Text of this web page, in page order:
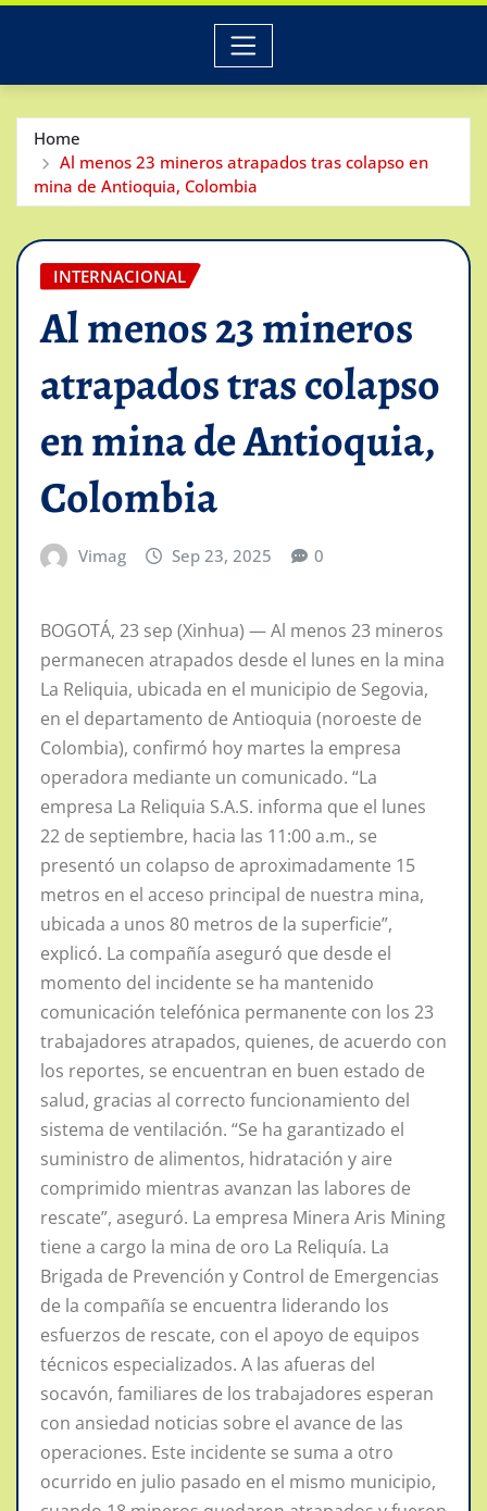
Home
Al menos 23 mineros atrapados tras colapso en
mina de Antioquia, Colombia
INTERNACIONAL
Al menos 23 mineros
atrapados tras colapso
en mina de Antioquia,
Colombia
Vimag Sep 23, 2025 0
BOGOTÁ, 23 sep (Xinhua) — Al menos 23 mineros
permanecen atrapados desde el lunes en la mina
La Reliquia, ubicada en el municipio de Segovia,
en el departamento de Antioquia (noroeste de
Colombia), confirmó hoy martes la empresa
operadora mediante un comunicado. “La
empresa La Reliquia S.A.S. informa que el lunes
22 de septiembre, hacia las 11:00 a.m., se
presentó un colapso de aproximadamente 15
metros en el acceso principal de nuestra mina,
ubicada a unos 80 metros de la superficie”,
explicó. La compañía aseguró que desde el
momento del incidente se ha mantenido
comunicación telefónica permanente con los 23
trabajadores atrapados, quienes, de acuerdo con
los reportes, se encuentran en buen estado de
salud, gracias al correcto funcionamiento del
sistema de ventilación. “Se ha garantizado el
suministro de alimentos, hidratación y aire
comprimido mientras avanzan las labores de
rescate”, aseguró. La empresa Minera Aris Mining
tiene a cargo la mina de oro La Reliquía. La
Brigada de Prevención y Control de Emergencias
de la compañía se encuentra liderando los
esfuerzos de rescate, con el apoyo de equipos
técnicos especializados. A las afueras del
socavón, familiares de los trabajadores esperan
con ansiedad noticias sobre el avance de las
operaciones. Este incidente se suma a otro
ocurrido en julio pasado en el mismo municipio,